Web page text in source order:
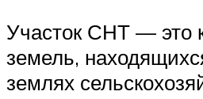
Участок СНТ — это
земель,
землях